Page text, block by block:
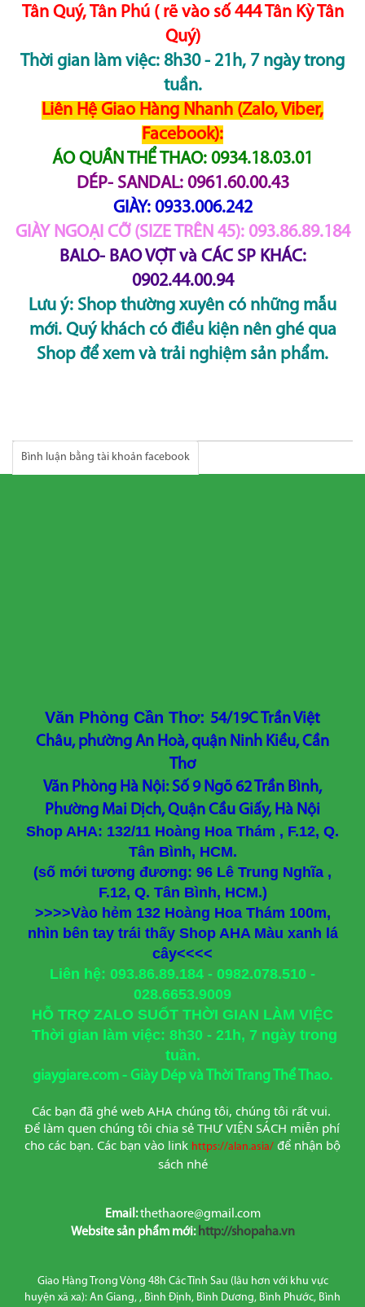
Tân Quý, Tân Phú ( rẽ vào số 444 Tân Kỳ Tân
Quý)
Thời gian làm việc: 8h30 - 21h, 7 ngày trong
tuần.
Liên Hệ Giao Hàng Nhanh (Zalo, Viber,
Facebook):
ÁO QUẦN THỂ THAO: 0934.18.03.01
DÉP- SANDAL: 0961.60.00.43
GIÀY: 0933.006.242
GIÀY NGOẠI CỠ (SIZE TRÊN 45): 093.86.89.184
BALO- BAO VỢT và CÁC SP KHÁC:
0902.44.00.94
Lưu ý: Shop thường xuyên có những mẫu
mới. Quý khách có điều kiện nên ghé qua
Shop để xem và trải nghiệm sản phẩm.
Bình luận bằng tài khoản facebook
Văn Phòng Cần Thơ: 54/19C Trần Việt
Châu, phường An Hoà, quận Ninh Kiều, Cần
Thơ
Văn Phòng Hà Nội: Số 9 Ngõ 62 Trần Bình,
Phường Mai Dịch, Quận Cầu Giấy, Hà Nội
Shop AHA: 132/11 Hoàng Hoa Thám , F.12, Q.
Tân Bình, HCM.
(số mới tương đương: 96 Lê Trung Nghĩa ,
F.12, Q. Tân Bình, HCM.)
>>>>Vào hẻm 132 Hoàng Hoa Thám 100m,
nhìn bên tay trái thấy Shop AHA Màu xanh lá
cây<<<<
Liên hệ: 093.86.89.184 - 0982.078.510 -
028.6653.9009
HỖ TRỢ ZALO SUỐT THỜI GIAN LÀM VIỆC
Thời gian làm việc: 8h30 - 21h, 7 ngày trong
tuần.
giaygiare.com - Giày Dép và Thời Trang Thể Thao.
Các bạn đã ghé web AHA chúng tôi, chúng tôi rất vui.
Để làm quen chúng tôi chia sẻ THƯ VIỆN SÁCH miễn phí
cho các bạn. Các bạn vào link https://alan.asia/ để nhận bộ
sách nhé
Email:thethaore@gmail.com
Website sản phẩm mới: http://shopaha.vn
Giao Hàng Trong Vòng 48h Các Tỉnh Sau (lâu hơn với khu vực
huyện xã xa): An Giang, , Bình Định, Bình Dương, Bình Phước, Bình